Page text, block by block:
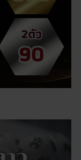
าแรง 3 ตัว 2 ตัว